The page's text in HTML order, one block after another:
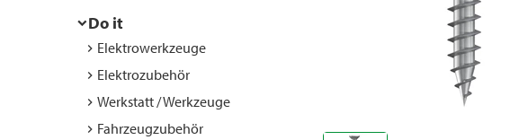
Do it
Elektrowerkzeuge
Elektrozubehör
Werkstatt / Werkzeuge
Fahrzeugzubehör